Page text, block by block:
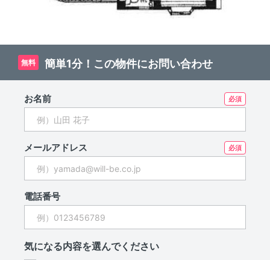
無料 簡単1分！この物件にお問い合わせ
お名前
メールアドレス
電話番号
気になる内容を選んでください